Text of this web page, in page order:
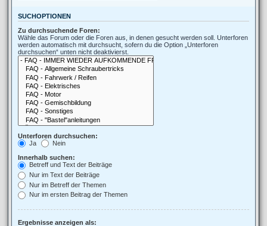
SUCHOPTIONEN
Zu durchsuchende Foren:
Wähle das Forum oder die Foren aus, in denen gesucht werden soll. Unterforen
werden automatisch mit durchsucht, sofern du die Option „Unterforen
durchsuchen“ unten nicht deaktivierst.
Unterforen durchsuchen:
Ja
Nein
Innerhalb suchen:
Betreff und Text der Beiträge
Nur im Text der Beiträge
Nur im Betreff der Themen
Nur im ersten Beitrag der Themen
Ergebnisse anzeigen als: